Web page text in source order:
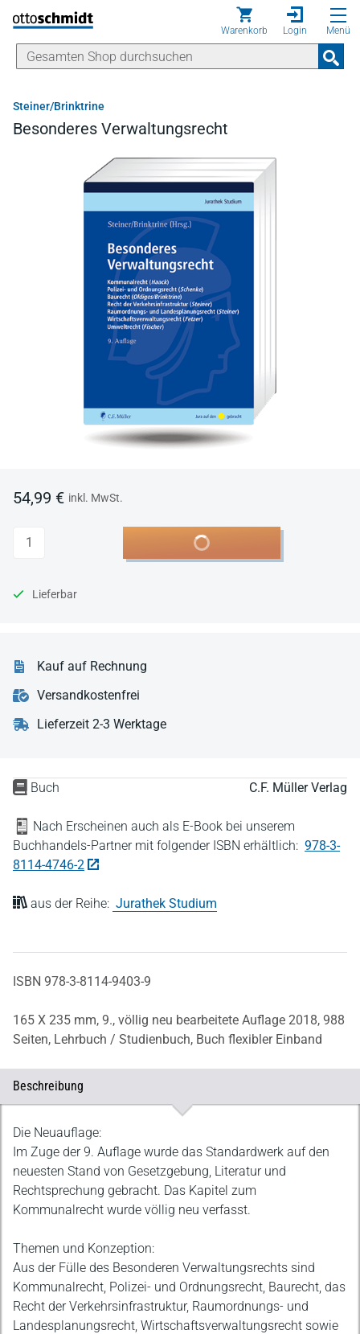
Direkt zum Inhalt
Warenkorb Login Menü
Steiner/Brinktrine
Besonderes Verwaltungsrecht
Buch C.F. Müller Verlag
Nach Erscheinen auch als E-Book bei unserem
Buchhandels-Partner mit folgender ISBN erhältlich: 978-3-
8114-4746-2
aus der Reihe: Jurathek Studium
ISBN 978-3-8114-9403-9
165 X 235 mm, 9., völlig neu bearbeitete Auflage 2018, 988
Seiten, Lehrbuch / Studienbuch, Buch flexibler Einband
54,99 € inkl. MwSt.
Anzahl In den Warenkorb
Lieferbar
Kauf auf Rechnung
Versandkostenfrei
Lieferzeit 2-3 Werktage
Beschreibung
Beschreibung
Die Neuauflage:
Im Zuge der 9. Auflage wurde das Standardwerk auf den
neuesten Stand von Gesetzgebung, Literatur und
Rechtsprechung gebracht. Das Kapitel zum
Kommunalrecht wurde völlig neu verfasst.
Themen und Konzeption:
Aus der Fülle des Besonderen Verwaltungsrechts sind
Kommunalrecht, Polizei- und Ordnungsrecht, Baurecht, das
Recht der Verkehrsinfrastruktur, Raumordnungs- und
Landesplanungsrecht, Wirtschaftsverwaltungsrecht sowie